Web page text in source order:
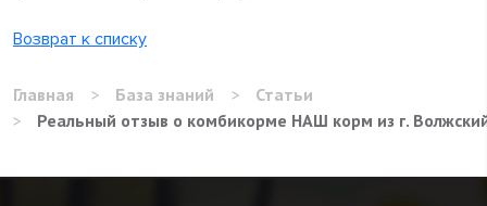
Возврат к списку
Главная > База знаний >
Статьи
>
Реальный отзыв о комбикорме НАШ корм из г.